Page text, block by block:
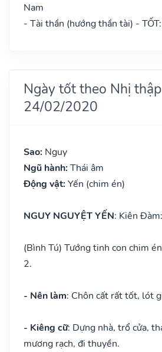
Nam
- Tài thần (hướng thần tài) -
Ngày tốt theo Nhị
24/02/2020
Sao: Nguy
Ngũ hành: Thái âm
Động vật: Yến (chim én)
NGUY NGUYỆT YẾN: Kiên
(Bình Tú) Tướng tinh con chim
2.
- Nên làm: Chôn cất rất tốt, lót
- Kiêng cữ: Dựng nhà, trổ cửa,
mương rạch, đi thuyền.